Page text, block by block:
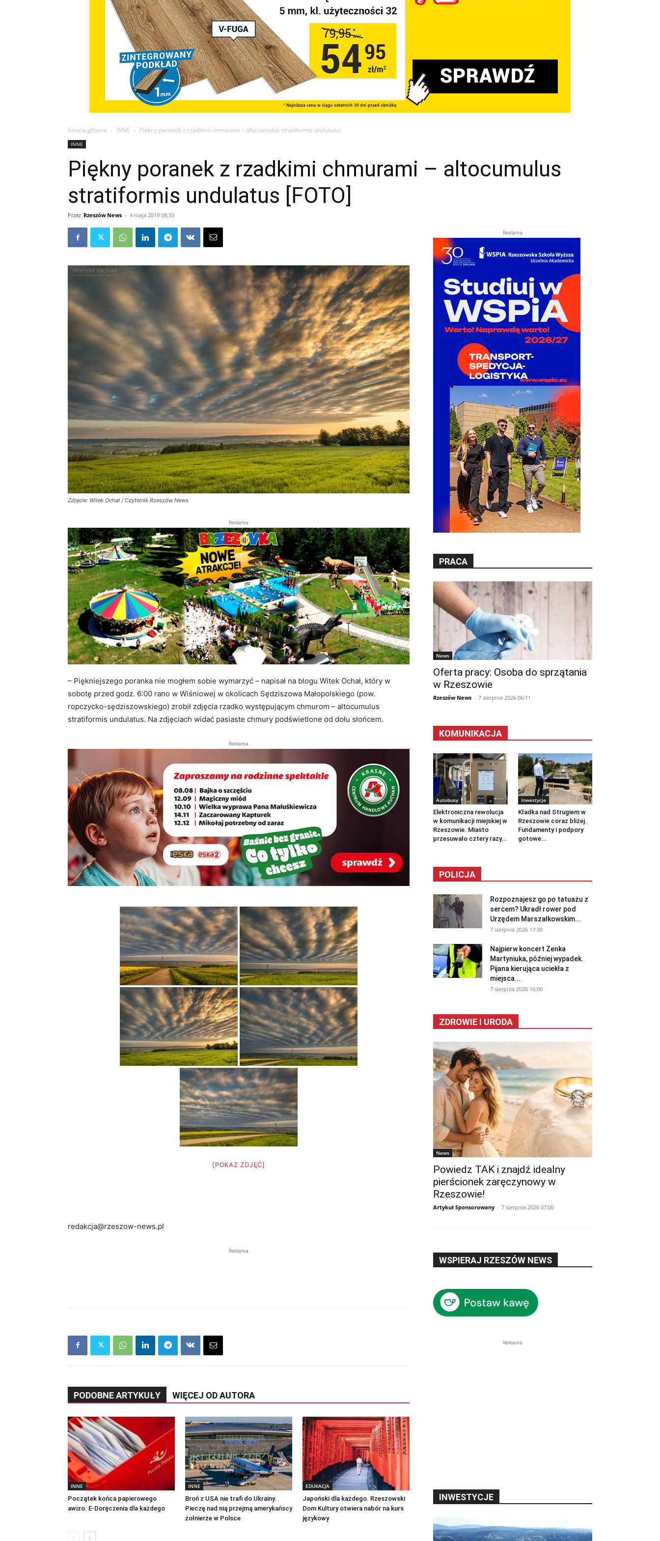
Strona główna INNE Piękny poranek z rzadkimi chmurami – altocumulus stratiformis undulatus
INNE
Piękny poranek z rzadkimi chmurami – altocumulus
stratiformis undulatus [FOTO]
Przez Rzeszów News - 4 maja 2019 08:33
Zdjęcie: Witek Ochał / Czytelnik Rzeszów News
Reklama
– Piękniejszego poranka nie mogłem sobie wymarzyć – napisał na blogu Witek Ochał, który w
sobotę przed godz. 6:00 rano w Wiśniowej w okolicach Sędziszowa Małopolskiego (pow.
ropczycko-sędziszowskiego) zrobił zdjęcia rzadko występującym chmurom – altocumulus
stratiformis undulatus. Na zdjęciach widać pasiaste chmury podświetlone od dołu słońcem.
Reklama
[POKAZ ZDJĘĆ]
redakcja@rzeszow-news.pl
Reklama
PODOBNE ARTYKUŁY WIĘCEJ OD AUTORA
INNE
Początek końca papierowego
awizo. E-Doręczenia dla każdego
INNE
Broń z USA nie trafi do Ukrainy.
Pieczę nad nią przejmą amerykańscy
żołnierze w Polsce
EDUKACJA
Japoński dla każdego. Rzeszowski
Dom Kultury otwiera nabór na kurs
językowy
Reklama
PRACA
News
Oferta pracy: Osoba do sprzątania
w Rzeszowie
Rzeszów News - 7 sierpnia 2026 06:11
KOMUNIKACJA
Autobusy
Elektroniczna rewolucja
w komunikacji miejskiej w
Rzeszowie. Miasto
przesuwało cztery razy...
Inwestycje
Kładka nad Strugiem w
Rzeszowie coraz bliżej.
Fundamenty i podpory
gotowe...
POLICJA
Rozpoznajesz go po tatuażu z
sercem? Ukradł rower pod
Urzędem Marszałkowskim...
7 sierpnia 2026 17:30
Najpierw koncert Zenka
Martyniuka, później wypadek.
Pijana kierująca uciekła z
miejsca...
7 sierpnia 2026 16:00
ZDROWIE I URODA
News
Powiedz TAK i znajdź idealny
pierścionek zaręczynowy w
Rzeszowie!
Artykuł Sponsorowany - 7 sierpnia 2026 07:00
WSPIERAJ RZESZÓW NEWS
Reklama
INWESTYCJE